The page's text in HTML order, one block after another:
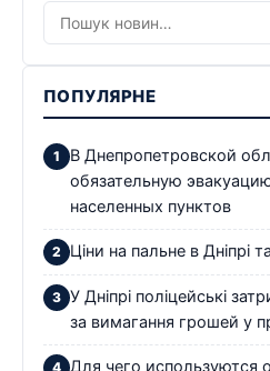
ПОПУЛЯРНЕ
В Днепропетровской
обязательную
населенных пунктов
Ціни на пальне в Дніпрі
У Дніпрі поліцейські
за вимагання грошей у
Для чего используются